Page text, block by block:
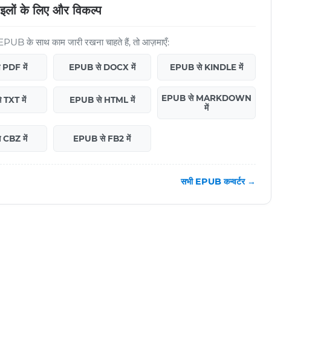
के लिए और विकल्प
के साथ काम जारी रखना चाहते हैं, तो आज़माएँ:
PDF में EPUB से DOCX में EPUB से KINDLE में
TXT में EPUB से HTML में
EPUB से MARKDOWN
में
CBZ में EPUB से FB2 में
सभी EPUB कन्वर्टर →